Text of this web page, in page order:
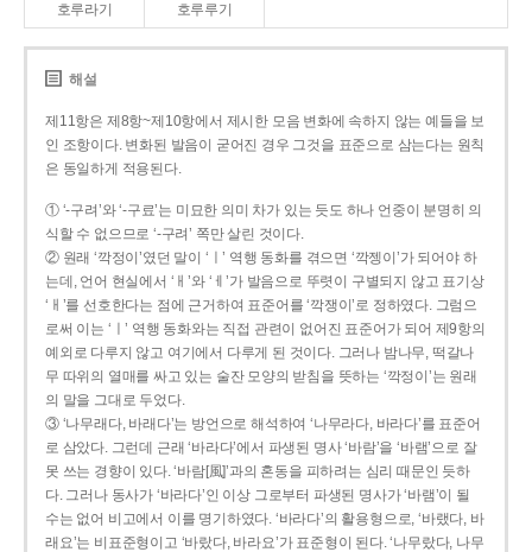
호루라기 호루루기
해설
제11항은 제8항~제10항에서 제시한 모음 변화에 속하지 않는 예들을 보
인 조항이다. 변화된 발음이 굳어진 경우 그것을 표준으로 삼는다는 원칙
은 동일하게 적용된다.
① ‘-구려’와 ‘-구료’는 미묘한 의미 차가 있는 듯도 하나 언중이 분명히 의
식할 수 없으므로 ‘-구려’ 쪽만 살린 것이다.
② 원래 ‘깍정이’였던 말이 ‘ㅣ’ 역행 동화를 겪으면 ‘깍젱이’가 되어야 하
는데, 언어 현실에서 ‘ㅐ’와 ‘ㅔ’가 발음으로 뚜렷이 구별되지 않고 표기상
‘ㅐ’를 선호한다는 점에 근거하여 표준어를 ‘깍쟁이’로 정하였다. 그럼으
로써 이는 ‘ㅣ’ 역행 동화와는 직접 관련이 없어진 표준어가 되어 제9항의
예외로 다루지 않고 여기에서 다루게 된 것이다. 그러나 밤나무, 떡갈나
무 따위의 열매를 싸고 있는 술잔 모양의 받침을 뜻하는 ‘깍정이’는 원래
의 말을 그대로 두었다.
③ ‘나무래다, 바래다’는 방언으로 해석하여 ‘나무라다, 바라다’를 표준어
로 삼았다. 그런데 근래 ‘바라다’에서 파생된 명사 ‘바람’을 ‘바램’으로 잘
못 쓰는 경향이 있다. ‘바람[風]’과의 혼동을 피하려는 심리 때문인 듯하
다. 그러나 동사가 ‘바라다’인 이상 그로부터 파생된 명사가 ‘바램’이 될
수는 없어 비고에서 이를 명기하였다. ‘바라다’의 활용형으로, ‘바랬다, 바
래요’는 비표준형이고 ‘바랐다, 바라요’가 표준형이 된다. ‘나무랐다, 나무